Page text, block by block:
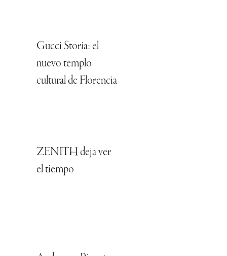
Gucci Storia: el
nuevo templo
cultural de Florencia
ZENITH deja ver
el tiempo